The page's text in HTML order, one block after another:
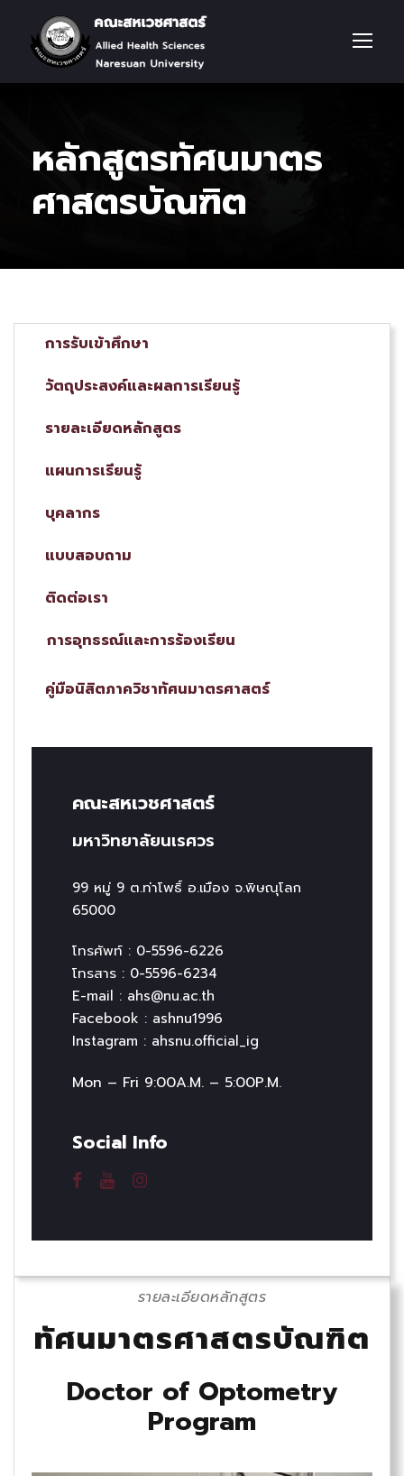
หลักสูตรทัศนมาตร
ศาสตรบัณฑิต
การรับเข้าศึกษา
วัตถุประสงค์และผลการเรียนรู้
รายละเอียดหลักสูตร
แผนการเรียนรู้
บุคลากร
แบบสอบถาม
ติดต่อเรา
การอุทธรณ์และการร้องเรียน
คู่มือนิสิตภาควิชาทัศนมาตรศาสตร์
คณะสหเวชศาสตร์
มหาวิทยาลัยนเรศวร
99 หมู่ 9 ต.ท่าโพธิ์ อ.เมือง จ.พิษณุโลก
65000
โทรศัพท์ : 0-5596-6226
โทรสาร : 0-5596-6234
E-mail : ahs@nu.ac.th
Facebook : ashnu1996
Instagram : ahsnu.official_ig
Mon – Fri 9:00A.M. – 5:00P.M.
Social Info
รายละเอียดหลักสูตร
ทัศนมาตรศาสตรบัณฑิต
Doctor of Optometry
Program